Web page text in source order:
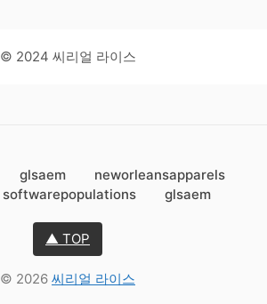
© 2024 씨리얼 라이스
glsaem
neworleansapparels
softwarepopulations glsaem
▲ TOP
© 2026 씨리얼 라이스